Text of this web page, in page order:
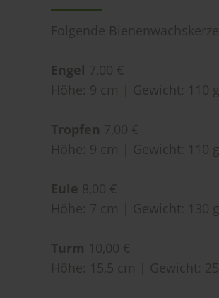
Folgende
Engel 7,00 €
Höhe: 9 cm | Gewicht: 110 g
Tropfen 7,00 €
Höhe: 9 cm | Gewicht: 110 g
Eule 8,00 €
Höhe: 7 cm | Gewicht: 130 g
Turm 10,00 €
Höhe: 15,5 cm | Gewicht: